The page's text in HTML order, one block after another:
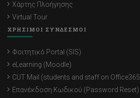
Χάρτης Πλοήγησης
Virtual Tour
ΧΡΗΣΙΜΟΙ ΣΥΝΔΕΣΜΟΙ
Φοιτητικό Portal (SIS)
eLearning (Moodle)
CUT Mail (students and staff on
Επανέκδοση Κωδικού (Password Reset)